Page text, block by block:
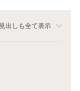
出しも全て表示